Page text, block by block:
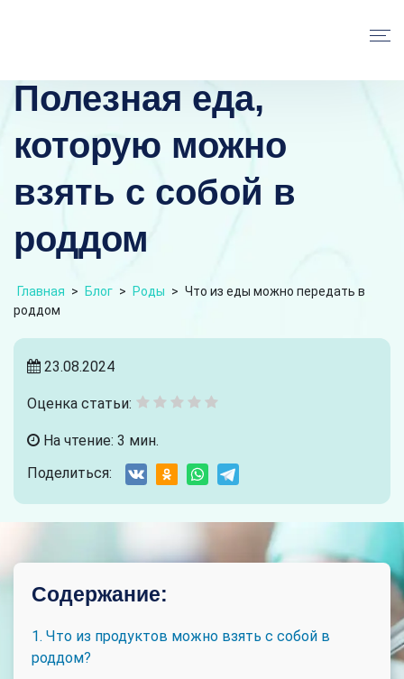
Полезная еда,
которую можно
взять с собой в
роддом
Главная > Блог > Роды > Что из еды можно передать в
роддом
23.08.2024
Оценка статьи:
На чтение: 3 мин.
Поделиться:
Содержание:
1. Что из продуктов можно взять с собой в
роддом?